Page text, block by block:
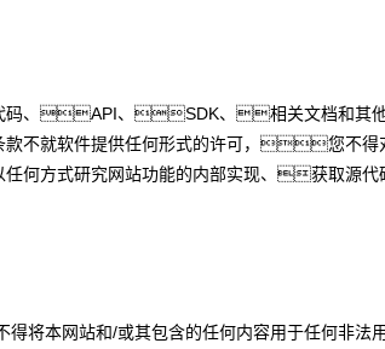
、API、SDK、相关文档和其他
不就软件提供任何形式的许可，您不得
式研究网站功能的内部实现、获取源代
得将本网站和/或其包含的任何内容用于任何非